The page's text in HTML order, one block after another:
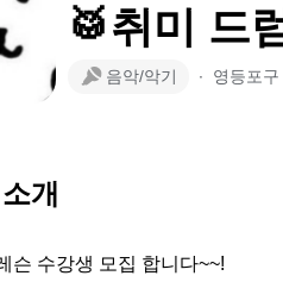
🥁취미 드
음악/악기 ∙ 영등포구
개
슨 수강생 모집 합니다~~!